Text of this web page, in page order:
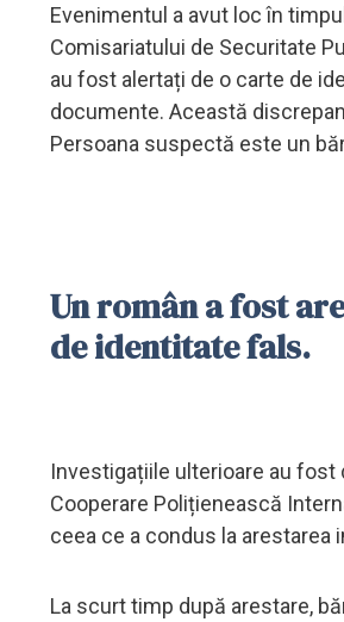
Evenimentul a avut loc în
Comisariatului de Securitate
au fost alertați de o carte de
documente. Această
Persoana suspectă este un
Un român a fost
de identitate fals.
Investigațiile ulterioare au
Cooperare Polițienească
ceea ce a condus la
La scurt timp după arestare,